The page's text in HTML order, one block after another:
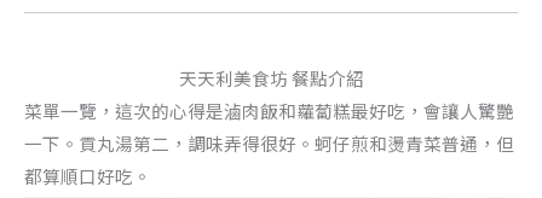
天天利美食坊 餐點介紹
菜單一覽，這次的心得是滷肉飯和蘿蔔糕最好吃，會讓人驚艷
一下。貢丸湯第二，調味弄得很好。蚵仔煎和燙青菜普通，但
都算順口好吃。